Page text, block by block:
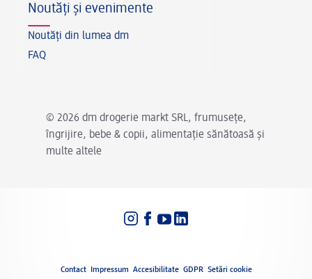
© 2026 dm drogerie markt SRL, frumusețe,
îngrijire, bebe & copii, alimentație sănătoasă și
multe altele
Noutăți și evenimente
Noutăți din lumea dm
FAQ
Contact Impressum Accesibilitate GDPR Setări cookie